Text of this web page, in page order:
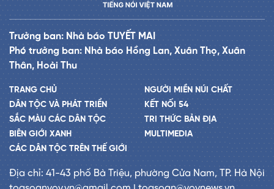
Trưởng ban: Nhà báo TUYẾT MAI
Phó trưởng ban: Nhà báo Hồng Lan, Xuân Thọ, Xuân
Thân, Hoài Thu
TRANG CHỦ
DÂN TỘC VÀ PHÁT TRIỂN
SẮC MÀU CÁC DÂN TỘC
BIÊN GIỚI XANH
CÁC DÂN TỘC TRÊN THẾ GIỚI
NGƯỜI MIỀN NÚI CHẤT
KẾT NỐI 54
TRI THỨC BẢN ĐỊA
MULTIMEDIA
Địa chỉ: 41-43 phố Bà Triệu, phường Cửa Nam, TP. Hà Nội